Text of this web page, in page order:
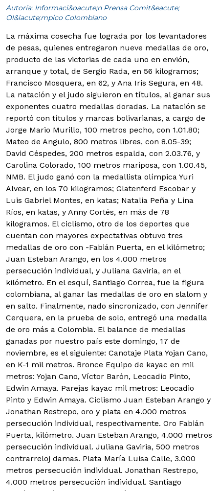
Autoría: Informaci&oacute;n Prensa Comit&eacute;
Ol&iacute;mpico Colombiano
La máxima cosecha fue lograda por los levantadores
de pesas, quienes entregaron nueve medallas de oro,
producto de las victorias de cada uno en envión,
arranque y total, de Sergio Rada, en 56 kilogramos;
Francisco Mosquera, en 62, y Ana Iris Segura, en 48.
La natación y el judo siguieron en títulos, al ganar sus
exponentes cuatro medallas doradas. La natación se
reportó con títulos y marcas bolivarianas, a cargo de
Jorge Mario Murillo, 100 metros pecho, con 1.01.80;
Mateo de Angulo, 800 metros libres, con 8.05-39;
David Céspedes, 200 metros espalda, con 2.03.76, y
Carolina Colorado, 100 metros mariposa, con 1.00.45,
NMB. El judo ganó con la medallista olímpica Yuri
Alvear, en los 70 kilogramos; Glatenferd Escobar y
Luis Gabriel Montes, en katas; Natalia Peña y Lina
Ríos, en katas, y Anny Cortés, en más de 78
kilogramos. El ciclismo, otro de los deportes que
cuentan con mayores expectativas obtuvo tres
medallas de oro con -Fabián Puerta, en el kilómetro;
Juan Esteban Arango, en los 4.000 metros
persecución individual, y Juliana Gaviria, en el
kilómetro. En el esquí, Santiago Correa, fue la figura
colombiana, al ganar las medallas de oro en slalom y
en salto. Finalmente, nado sincronizado, con Jennifer
Cerquera, en la prueba de solo, entregó una medalla
de oro más a Colombia. El balance de medallas
ganadas por nuestro país este domingo, 17 de
noviembre, es el siguiente: Canotaje Plata Yojan Cano,
en K-1 mil metros. Bronce Equipo de kayac en mil
metros: Yojan Cano, Víctor Barón, Leocadio Pinto,
Edwin Amaya. Parejas kayac mil metros: Leocadio
Pinto y Edwin Amaya. Ciclismo Juan Esteban Arango y
Jonathan Restrepo, oro y plata en 4.000 metros
persecución individual, respectivamente. Oro Fabián
Puerta, kilómetro. Juan Esteban Arango, 4.000 metros
persecución individual. Juliana Gaviria, 500 metros
contrarreloj damas. Plata María Luisa Calle, 3.000
metros persecución individual. Jonathan Restrepo,
4.000 metros persecución individual. Santiago